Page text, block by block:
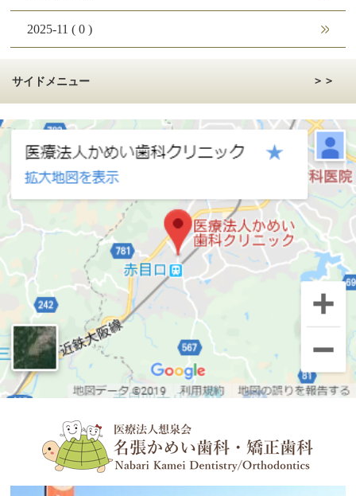
2025-11 ( 0 )
サイドメニュー
お考えの方へ
インプラント治療が
はじめての方
インプラントの基礎知識
インプラントのデメリット
こんな人におすすめします